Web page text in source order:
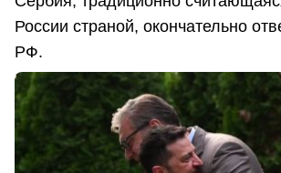
России страной, окончательно
РФ.